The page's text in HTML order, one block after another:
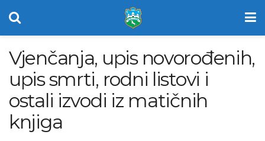
Vjenčanja, upis novorođenih,
upis smrti, rodni listovi i
ostali izvodi iz matičnih
knjiga